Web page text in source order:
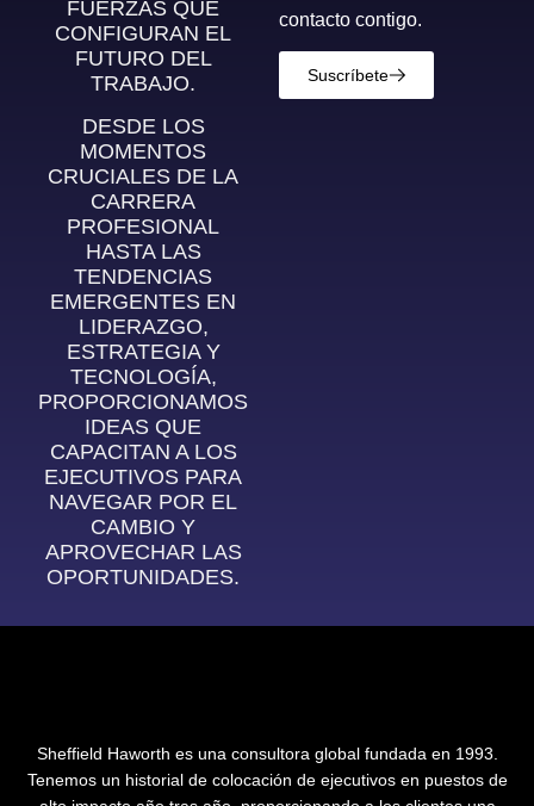
FUERZAS QUE
CONFIGURAN EL
FUTURO DEL
TRABAJO.
DESDE LOS
MOMENTOS
CRUCIALES DE LA
CARRERA
PROFESIONAL
HASTA LAS
TENDENCIAS
EMERGENTES EN
LIDERAZGO,
ESTRATEGIA Y
TECNOLOGÍA,
PROPORCIONAMOS
IDEAS QUE
CAPACITAN A LOS
EJECUTIVOS PARA
NAVEGAR POR EL
CAMBIO Y
APROVECHAR LAS
OPORTUNIDADES.
contacto contigo.
Suscríbete
Sheffield Haworth es una consultora global fundada en 1993.
Tenemos un historial de colocación de ejecutivos en puestos de